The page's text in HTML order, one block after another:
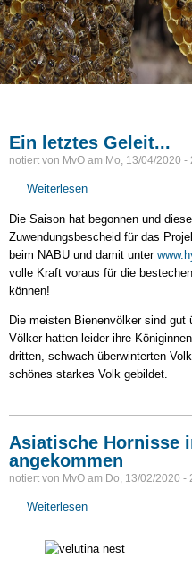
Ein letztes Geleit...
notiert von MvO am Mo, 13/04/2020 -
Weiterlesen
letztes
Geleit...
Die Saison hat begonnen und
Zuwendungsbescheid für das
beim NABU und damit unter
volle Kraft voraus für die
können!
Die meisten Bienenvölker sind gut
Völker hatten leider ihre
dritten, schwach überwinterten
schönes starkes Volk gebildet.
Asiatische Hornisse
angekommen
notiert von MvO am Do, 13/02/2020 -
Weiterlesen
Hornisse